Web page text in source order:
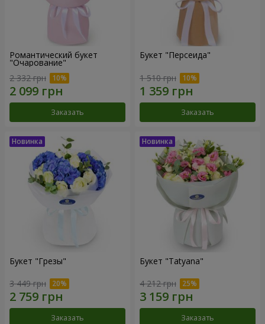
Романтический букет
"Очарование"
2 332 грн
Заказать
Букет "Персеида"
1 510 грн
Заказать
Букет "Грезы"
3 449 грн
Заказать
Букет "Tatyana"
4 212 грн
Заказать